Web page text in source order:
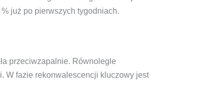
już po pierwszych tygodniach.
przeciwzapalnie. Równolegle
W fazie rekonwalescencji kluczowy jest